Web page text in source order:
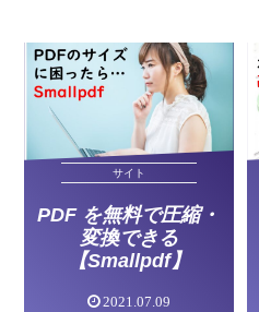
サイト
PDF を無料で圧縮・
変換できる
【Smallpdf】
2021.07.09